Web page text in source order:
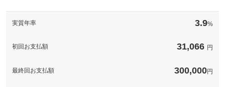
保証項目
応。専用コールセンターが、あなたのカーライフをサポートしま
無制限。車両本体価格。
保証項目
修理回数・
上限金額
-
付なのでご自宅などの監視カメラ代わりにもなり、防犯対策にも
備考
保証 基本支払総額と同じ
実質年率 3.9%
初回お支払額 31,066 円
最終回お支払額 300,000円